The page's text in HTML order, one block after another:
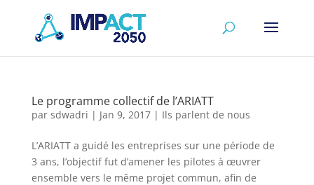
Le programme collectif de l’ARIATT
par sdwadri | Jan 9, 2017| Ils parlent de nous
L’ARIATT a guidé les entreprises sur une période de
3 ans, l’objectif fut d’amener les pilotes à œuvrer
ensemble vers le même projet commun, afin de